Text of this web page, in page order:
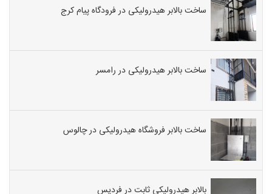
ساخت بالابر هیدرولیکی در فرودگاه پیام کرج
ساخت بالابر هیدرولیکی در رامسر
ساخت بالابر فروشگاه هیدرولیکی در چالوس
بالابر هیدرولیکی ثابت در فردیس